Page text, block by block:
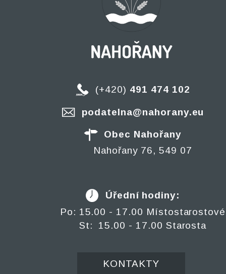
(+420) 491 474 102
podatelna@nahorany.eu
Obec Nahořany
Nahořany 76, 549 07
Úřední hodiny:
Po: 15.00 - 17.00 Místostarostové
St: 15.00 - 17.00 Starosta
KONTAKTY